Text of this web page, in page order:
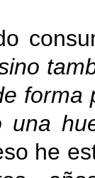
forma
una
he